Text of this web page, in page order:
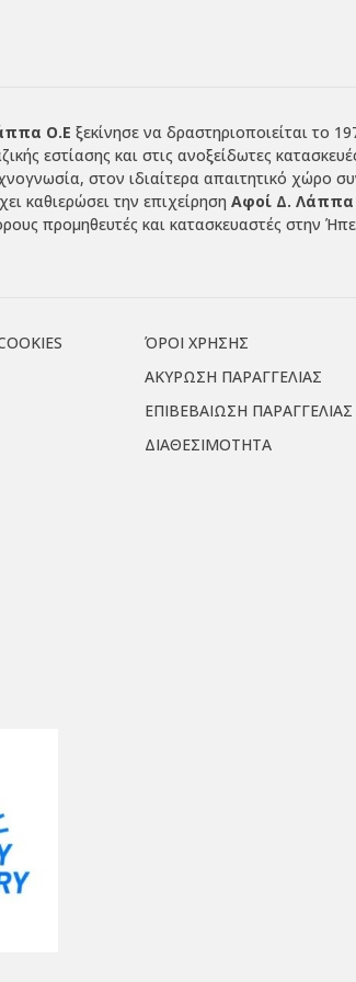
Ο.Ε ξεκίνησε να δραστηριοποιείται το
εστίασης και στις ανοξείδωτες
στον ιδιαίτερα απαιτητικό χώρο
καθιερώσει την επιχείρηση Αφοί Δ. Λάππα
προμηθευτές και κατασκευαστές στην
ΌΡΟΙ ΧΡΗΣΗΣ
ΑΚΥΡΩΣΗ ΠΑΡΑΓΓΕΛΙΑΣ
ΕΠΙΒΕΒΑΙΩΣΗ ΠΑΡΑΓΓΕΛΙΑΣ
ΔΙΑΘΕΣΙΜΟΤΗΤΑ